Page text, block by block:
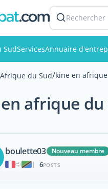
Rechercher
SudServicesAnnuaire
Afrique du Sud/kine en
afrique du
boulette03
Nouveau membre
|
6POSTS